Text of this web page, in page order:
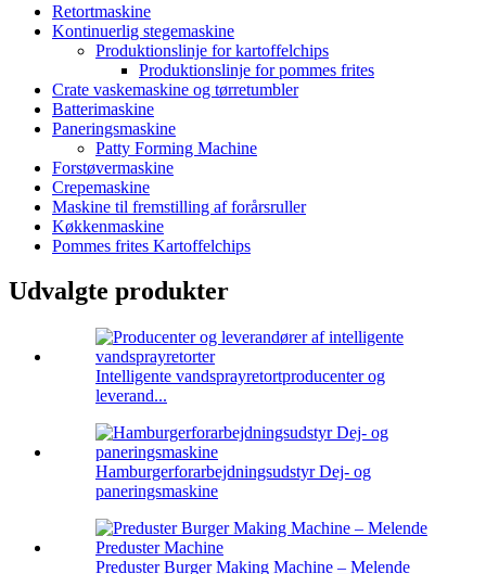
Retortmaskine
Kontinuerlig stegemaskine
Produktionslinje for kartoffelchips
Produktionslinje for pommes frites
Crate vaskemaskine og tørretumbler
Batterimaskine
Paneringsmaskine
Patty Forming Machine
Forstøvermaskine
Crepemaskine
Maskine til fremstilling af forårsruller
Køkkenmaskine
Pommes frites Kartoffelchips
Udvalgte produkter
Intelligente vandsprayretortproducenter og
leverand...
Hamburgerforarbejdningsudstyr Dej- og
paneringsmaskine
Preduster Burger Making Machine – Melende